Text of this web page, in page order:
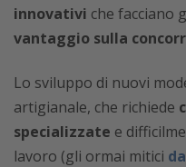
innovativi che facciano
vantaggio sulla
Lo sviluppo di nuovi
artigianale, che richiede
specializzate e
lavoro (gli ormai mitici